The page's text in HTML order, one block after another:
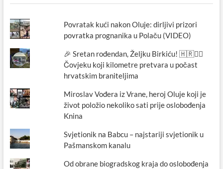
Povratak kući nakon Oluje: dirljivi prizori
povratka prognanika u Polaču (VIDEO)
🎉 Sretan rođendan, Željku Birkiću! 🇭🇷🏃‍♂️
Čovjeku koji kilometre pretvara u počast
hrvatskim braniteljima
Miroslav Vođera iz Vrane, heroj Oluje koji je
život položio nekoliko sati prije oslobođenja
Knina
Svjetionik na Babcu – najstariji svjetionik u
Pašmanskom kanalu
Od obrane biogradskog kraja do oslobođenja